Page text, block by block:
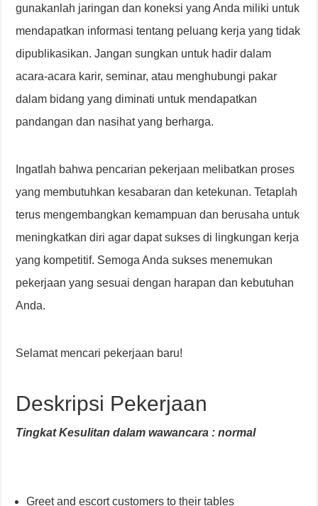
gunakanlah jaringan dan koneksi yang Anda miliki untuk
mendapatkan informasi tentang peluang kerja yang tidak
dipublikasikan. Jangan sungkan untuk hadir dalam
acara-acara karir, seminar, atau menghubungi pakar
dalam bidang yang diminati untuk mendapatkan
pandangan dan nasihat yang berharga.
Ingatlah bahwa pencarian pekerjaan melibatkan proses
yang membutuhkan kesabaran dan ketekunan. Tetaplah
terus mengembangkan kemampuan dan berusaha untuk
meningkatkan diri agar dapat sukses di lingkungan kerja
yang kompetitif. Semoga Anda sukses menemukan
pekerjaan yang sesuai dengan harapan dan kebutuhan
Anda.
Selamat mencari pekerjaan baru!
Deskripsi Pekerjaan
Tingkat Kesulitan dalam wawancara : normal
Greet and escort customers to their tables